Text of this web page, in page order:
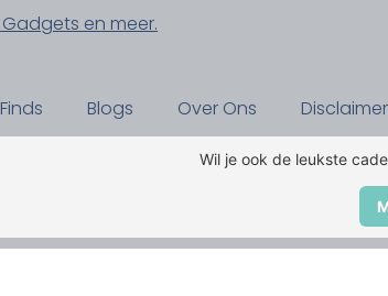
en meer.
Blogs Over Ons Disclaimer
Wil je ook de leukste